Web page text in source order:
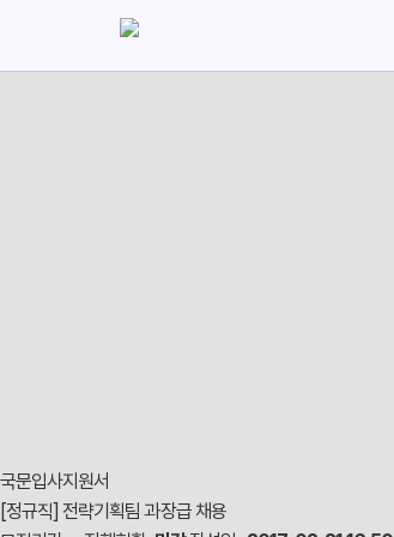
인재상
국문입사지원서
[정규직] 전략기획팀 과장급 채용